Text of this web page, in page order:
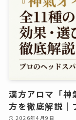
漢方アロマ「神
方を徹底解説｜
2026年4月9日